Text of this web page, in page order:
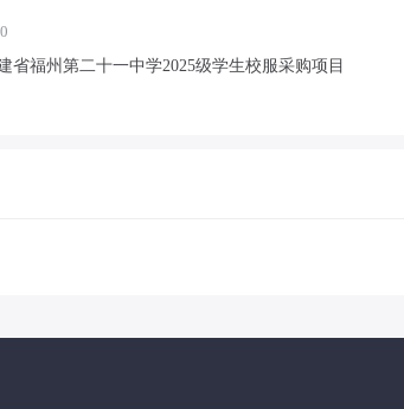
省福州第二十一中学2025级学生校服采购项目